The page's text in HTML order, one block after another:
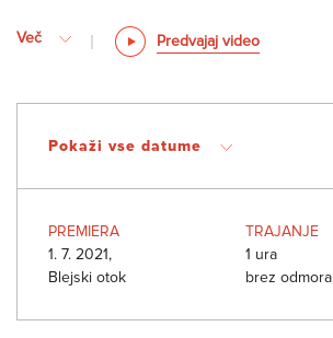
Več Predvajaj video
Pokaži vse datume
PREMIERA
1. 7. 2021,
Blejski otok
TRAJANJE
1 ura
brez odmora